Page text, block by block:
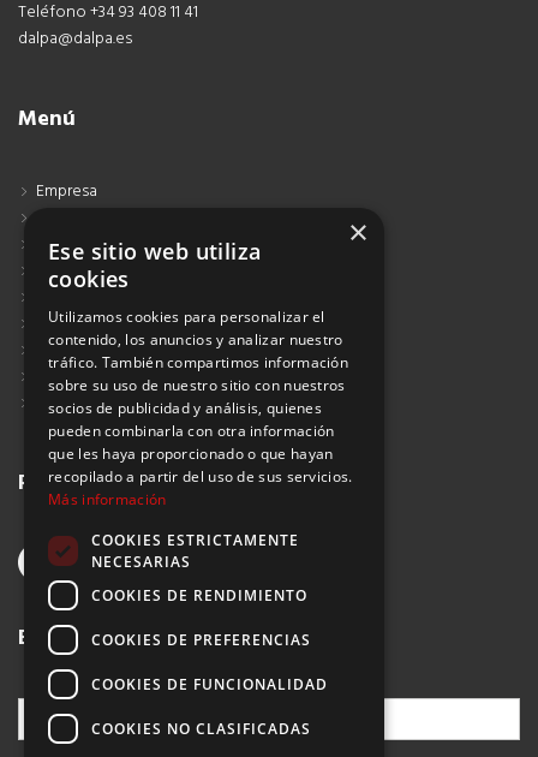
Teléfono +34 93 408 11 41
dalpa@dalpa.es
Menú
Empresa
Blog
Aviso Legal
Política de Privacidad
Política de Cookies
Política de Privacidad Redes Sociales
Suscribirse al Newsletter
Redes sociales
Buscar
×
Ese sitio web utiliza
cookies
Utilizamos cookies para personalizar el
contenido, los anuncios y analizar nuestro
tráfico. También compartimos información
sobre su uso de nuestro sitio con nuestros
socios de publicidad y análisis, quienes
pueden combinarla con otra información
que les haya proporcionado o que hayan
recopilado a partir del uso de sus servicios.
Más información
COOKIES ESTRICTAMENTE
NECESARIAS
COOKIES DE RENDIMIENTO
COOKIES DE PREFERENCIAS
COOKIES DE FUNCIONALIDAD
COOKIES NO CLASIFICADAS